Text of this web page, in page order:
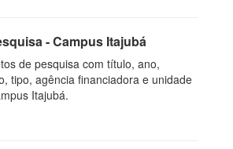
- Campus Itajubá
de pesquisa com título, ano,
tipo, agência financiadora e unidade
Itajubá.